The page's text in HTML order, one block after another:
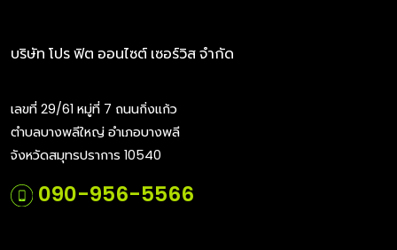
บริษัท โปร ฟิต ออนไซต์ เซอร์วิส จำกัด
เลขที่ 29/61 หมู่ที่ 7 ถนนกิ่งแก้ว
ตำบลบางพลีใหญ่ อำเภอบางพลี
จังหวัดสมุทรปราการ 10540
090-956-5566